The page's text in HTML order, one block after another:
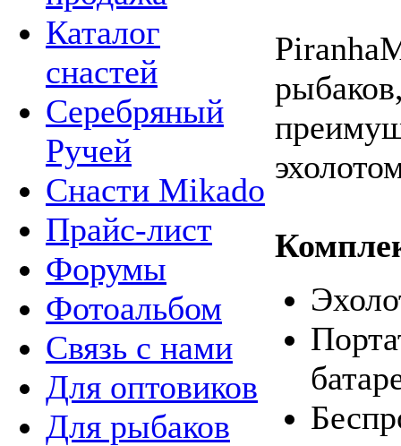
Каталог
снастей
Серебряный
Ручей
Снасти Mikado
Прайс-лист
Форумы
Фотоальбом
Связь с нами
Для оптовиков
Для рыбаков